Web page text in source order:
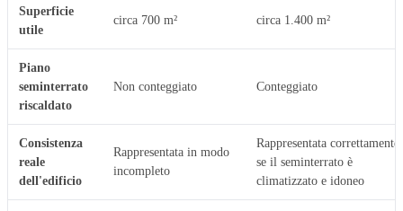
Superficie
utile
circa 700 m² circa 1.400 m²
Piano
seminterrato
riscaldato
Non conteggiato Conteggiato
Consistenza
reale
dell'edificio
Rappresentata in modo
incompleto
Rappresentata correttamente,
se il seminterrato è
climatizzato e idoneo